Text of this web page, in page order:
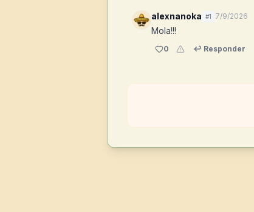
alexnanoka #1 7/9/2026
Mola!!!
0 ↩ Responder